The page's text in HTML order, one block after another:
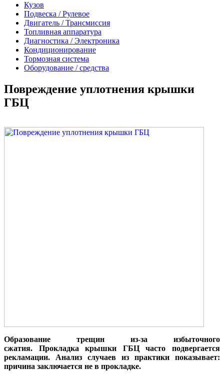
Кузов
Подвеска / Рулевое
Двигатель / Трансмиссия
Топливная аппаратура
Диагностика / Электроника
Кондиционирование
Тормозная система
Оборудование / средства
Повреждение уплотнения крышки
ГБЦ
Образование трещин из-за избыточного
сжатия. Прокладка крышки ГБЦ часто подвергается
рекламации. Анализ случаев из практики показывает:
причина заключается не в прокладке.